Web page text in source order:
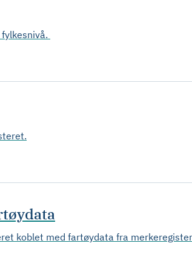
koblet med fartøydata fra